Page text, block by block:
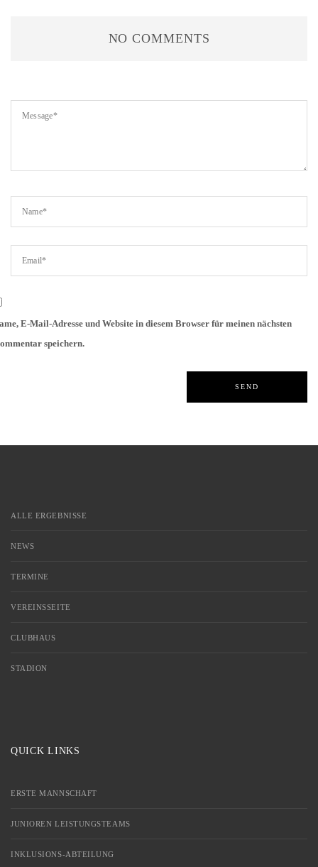
NO COMMENTS
E-Mail-Adresse und Website in diesem Browser für meinen nächsten
speichern.
ALLE ERGEBNISSE
NEWS
TERMINE
VEREINSSEITE
CLUBHAUS
STADION
QUICK LINKS
ERSTE MANNSCHAFT
JUNIOREN LEISTUNGSTEAMS
INKLUSIONS-ABTEILUNG